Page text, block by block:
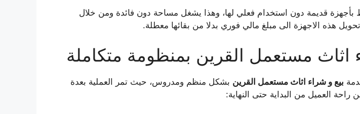
بأجهزة قديمة دون استخدام فعلي لها، وهذا يشغل مساحة دون فائدة ومن خلال
هذه الاجهزة الى مبلغ مالي فوري بدلا من بقائها معطلة.
اثاث مستعمل القرين بمنظومة متكاملة
بيع و شراء اثاث مستعمل القرين بشكل منظم ومدروس، حيث تمر العملية بعدة
العميل من البداية حتى النهاية: